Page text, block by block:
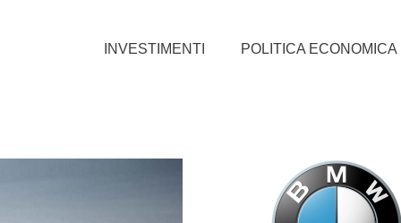
INVESTIMENTI POLITICA ECONOMICA